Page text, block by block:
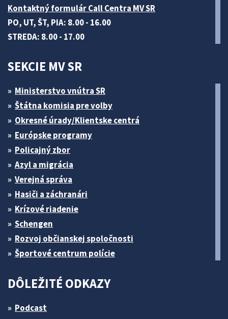
Kontaktný formulár Call Centra MV SR
PO, UT, ŠT, PIA: 8.00 - 16.00
STREDA: 8.00 - 17.00
SEKCIE MV SR
Ministerstvo vnútra SR
Štátna komisia pre volby
Okresné úrady/Klientske centrá
Európske programy
Policajný zbor
Azyl a migrácia
Verejná správa
Hasiči a záchranári
Krízové riadenie
Schengen
Rozvoj občianskej spoločnosti
Športové centrum polície
DÔLEŽITÉ ODKAZY
Podcast